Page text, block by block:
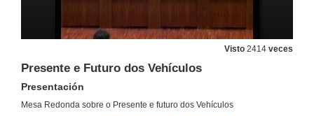
Visto 2414 veces
Presente e Futuro dos Vehículos
Presentación
Mesa Redonda sobre o Presente e futuro dos Vehículos
21 de mar. de 2012
Falemos Xuntos do Futuro
21 de mar. de 2012
Proxectos Emprendedores